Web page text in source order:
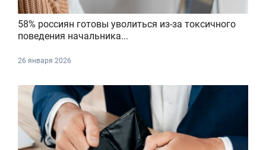
58% россиян готовы уволиться из-за токсичного
поведения начальника...
26 января 2026